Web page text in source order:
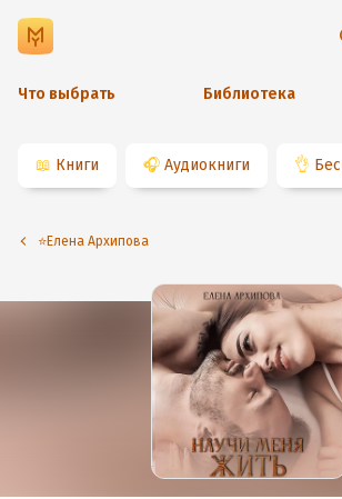
Что выбрать Библиотека
📖 Книги 🎧 Аудиокниги 👌
⭐️Елена Архипова